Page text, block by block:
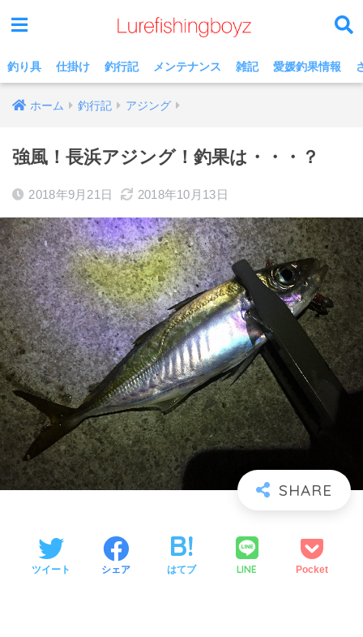
釣り具 仕掛け 釣行記 メンテナンス 雑記 愛媛釣果情報
ホーム 釣行記 アジング
強風！長浜アジング！釣果は・・・？
2018年9月21日 2018年10月13日
ツイート シェア はてブ LINE Pocket